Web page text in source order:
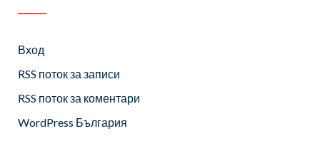
Вход
RSS поток за записи
RSS поток за коментари
WordPress България